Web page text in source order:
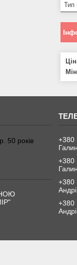
Тип
50 років
+380
+380
+380
+380